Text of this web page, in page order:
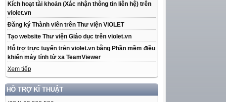
Kích hoạt tài khoản (Xác nhận thông tin liên hệ) trên
violet.vn
Đăng ký Thành viên trên Thư viện ViOLET
Tạo website Thư viện Giáo dục trên violet.vn
Hỗ trợ trực tuyến trên violet.vn bằng Phần mềm điều
khiển máy tính từ xa TeamViewer
Xem tiếp
HỖ TRỢ KĨ THUẬT